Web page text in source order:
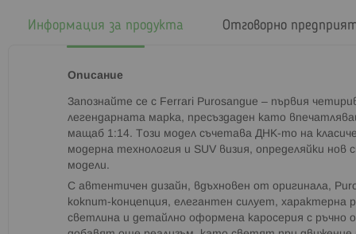
Информация за продукта
Описание
Запознайте се с Ferrari Purosangue – първия
легендарната марка, пресъздаден като
мащаб 1:14. Този модел съчетава ДНК-то на
модерна технология и SUV визия, определяйки
модели.
С автентичен дизайн, вдъхновен от оригинала,
кокпит-концепция, елегантен силует, характерна
светлина и детайлно оформена каросерия с
Отговорно